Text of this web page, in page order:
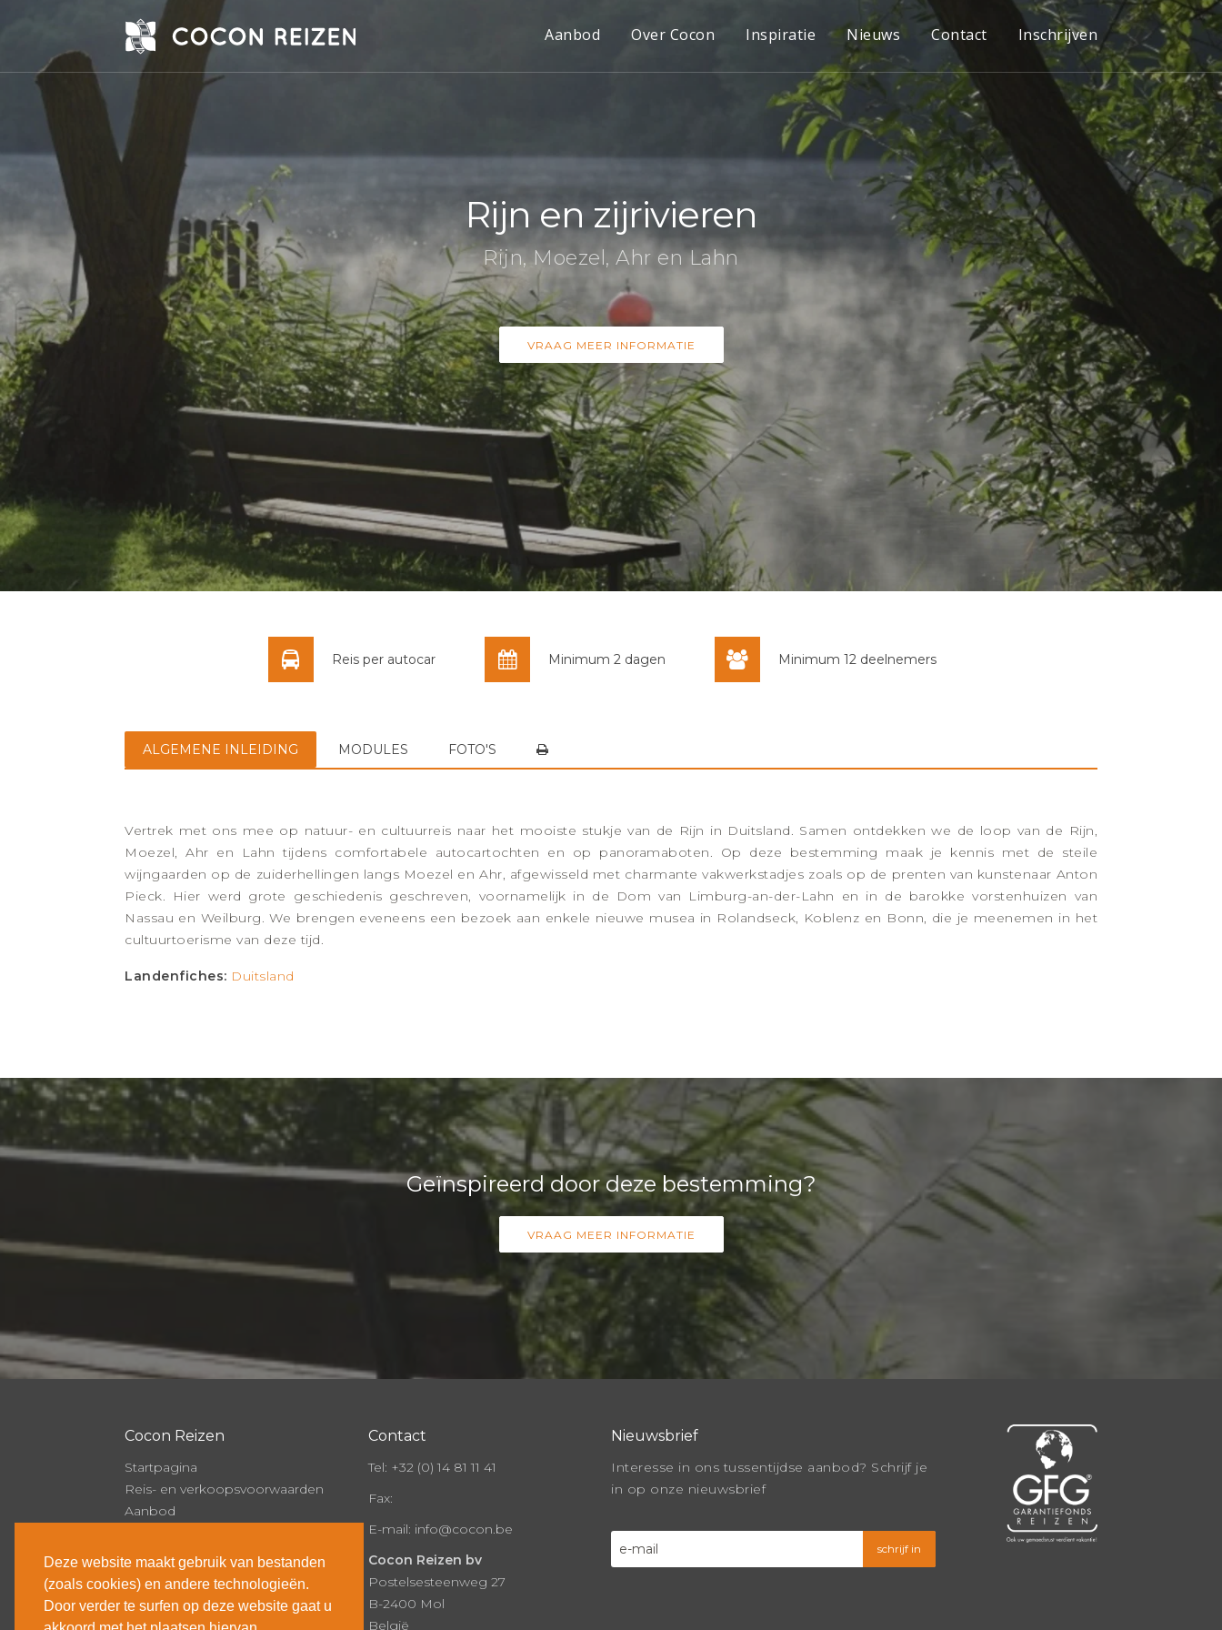
Deze website maakt gebruik van bestanden
(zoals cookies) en andere technologieën.
Door verder te surfen op deze website gaat u
Aanbod Over Cocon Inspiratie Nieuws Contact Inschrijven
Rijn en zijrivieren
Rijn, Moezel, Ahr en Lahn
VRAAG MEER INFORMATIE
Reis per autocar Minimum 2 dagen Minimum 12 deelnemers
ALGEMENE INLEIDING MODULES FOTO'S
Vertrek met ons mee op natuur- en cultuurreis naar het mooiste stukje van de Rijn in Duitsland. Samen ontdekken we de loop van de Rijn,
Moezel, Ahr en Lahn tijdens comfortabele autocartochten en op panoramaboten. Op deze bestemming maak je kennis met de steile
wijngaarden op de zuiderhellingen langs Moezel en Ahr, afgewisseld met charmante vakwerkstadjes zoals op de prenten van kunstenaar Anton
Pieck. Hier werd grote geschiedenis geschreven, voornamelijk in de Dom van Limburg-an-der-Lahn en in de barokke vorstenhuizen van
Nassau en Weilburg. We brengen eveneens een bezoek aan enkele nieuwe musea in Rolandseck, Koblenz en Bonn, die je meenemen in het
cultuurtoerisme van deze tijd.
Landenfiches: Duitsland
Geïnspireerd door deze bestemming?
VRAAG MEER INFORMATIE
Cocon Reizen
Startpagina
Reis- en verkoopsvoorwaarden
Aanbod
Over Cocon
Nieuws
Contact
Inschrijven
Contact
Tel: +32 (0) 14 81 11 41
Fax:
E-mail: info@cocon.be
Cocon Reizen bv
Postelsesteenweg 27
B-2400 Mol
België
Nieuwsbrief
Interesse in ons tussentijdse aanbod? Schrijf je
in op onze nieuwsbrief
schrijf in